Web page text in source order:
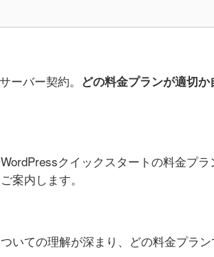
ーバー契約。 どの料金プランが適切
WordPressクイックスタートの料金プ
案内します。
いての理解が深まり、どの料金プラ